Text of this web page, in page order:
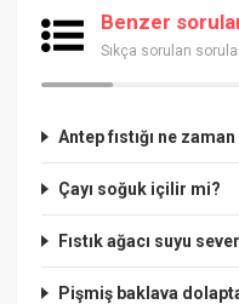
Benzer
Sıkça sorulan
Antep fıstığı ne
Çayı soğuk içilir mi?
Fıstık ağacı suyu
Pişmiş baklava